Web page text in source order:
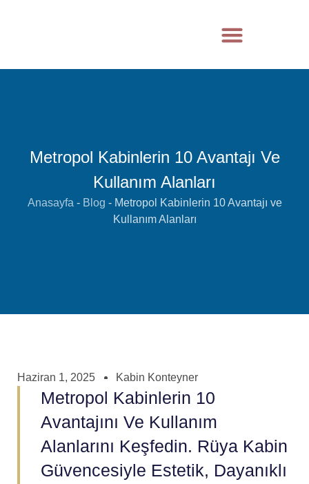
Metropol Kabinlerin 10 Avantajı Ve
Kullanım Alanları
Anasayfa - Blog - Metropol Kabinlerin 10 Avantajı ve
Kullanım Alanları
Haziran 1, 2025 Kabin Konteyner
Metropol Kabinlerin 10
Avantajını Ve Kullanım
Alanlarını Keşfedin. Rüya Kabin
Güvencesiyle Estetik, Dayanıklı